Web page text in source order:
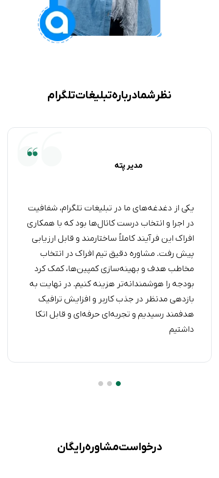
نظر شما درباره تبلیغات تلگرام
مدیر پته
یکی از دغدغه‌های ما در تبلیغات تلگرام، شفافیت
در اجرا و انتخاب درست کانال‌ها بود که با همکاری
افراک این فرآیند کاملاً ساختارمند و قابل ارزیابی
پیش رفت. مشاوره دقیق تیم افراک در انتخاب
مخاطب هدف و بهینه‌سازی کمپین‌ها، کمک کرد
بودجه را هوشمندانه‌تر هزینه کنیم. در نهایت به
بازدهی مدنظر در جذب کاربر و افزایش ترافیک
هدفمند رسیدیم و تجربه‌ای حرفه‌ای و قابل اتکا
داشتیم
درخواست مشاوره رایگان